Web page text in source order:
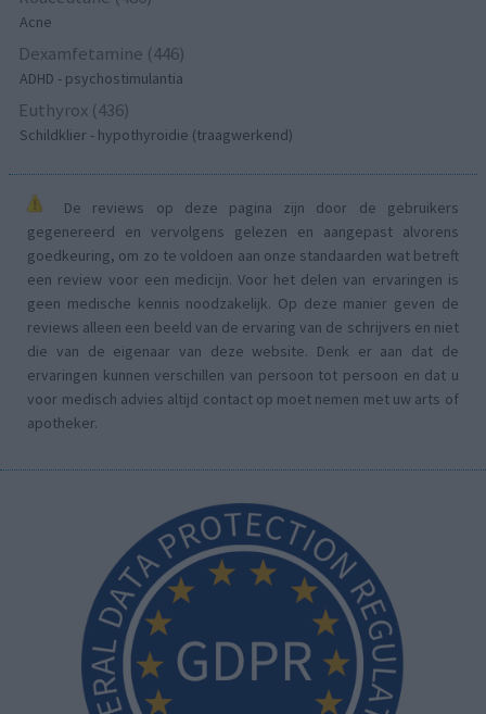
Acne
Dexamfetamine (446)
ADHD - psychostimulantia
Euthyrox (436)
Schildklier - hypothyroidie (traagwerkend)
De reviews op deze pagina zijn door de gebruikers
gegenereerd en vervolgens gelezen en aangepast alvorens
goedkeuring, om zo te voldoen aan onze standaarden wat betreft
een review voor een medicijn. Voor het delen van ervaringen is
geen medische kennis noodzakelijk. Op deze manier geven de
reviews alleen een beeld van de ervaring van de schrijvers en niet
die van de eigenaar van deze website. Denk er aan dat de
ervaringen kunnen verschillen van persoon tot persoon en dat u
voor medisch advies altijd contact op moet nemen met uw arts of
apotheker.